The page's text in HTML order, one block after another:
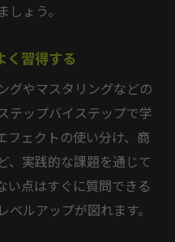
ょう。
く習得する
グやマスタリングなどの
テップバイステップで学
フェクトの使い分け、商
、実践的な課題を通じて
い点はすぐに質問できる
ルアップが図れます。